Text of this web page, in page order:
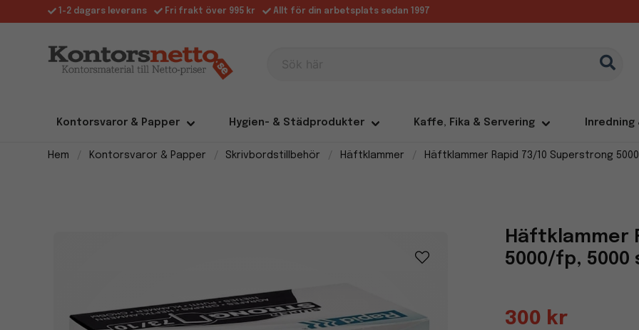
1-2 dagars leverans Fri frakt över 995 kr Allt för din arbetsplats sedan 1997
Kontorsvaror & Papper Hygien- & Städprodukter Kaffe, Fika & Servering
Hem Kontorsvaror & Papper Skrivbordstillbehör Häftklammer Häftklammer Rapid 73/10 Superstrong
Häftklammer
5000/fp,
300 kr